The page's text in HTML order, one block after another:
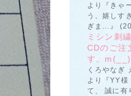
より『きゃ
う、嬉しす
ぎま...』
ミシン刺
CDのご注
す。
くろやなぎ
より『YY様
て、 誠に有